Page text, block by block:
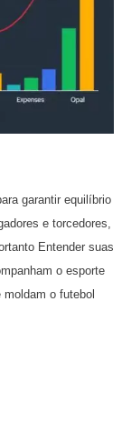
garantir equilíbrio
e torcedores,
Entender suas
o esporte
o futebol